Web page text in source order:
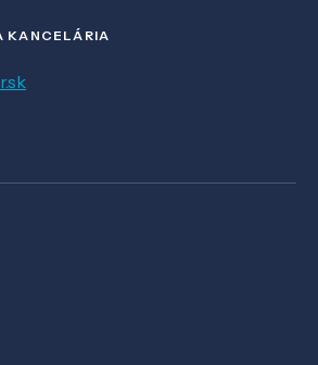
KANCELÁRIA